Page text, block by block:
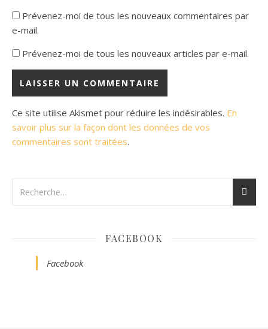
Prévenez-moi de tous les nouveaux commentaires par
e-mail.
Prévenez-moi de tous les nouveaux articles par e-mail.
Ce site utilise Akismet pour réduire les indésirables. En
savoir plus sur la façon dont les données de vos
commentaires sont traitées.
FACEBOOK
Facebook